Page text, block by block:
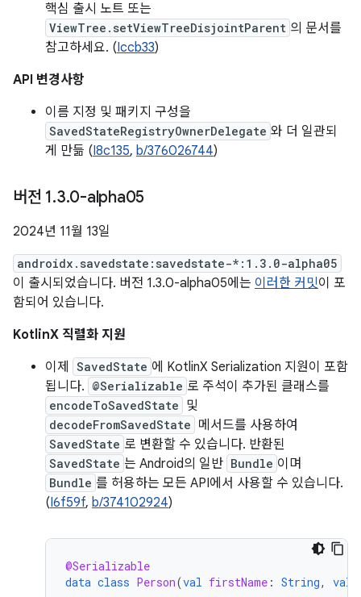
핵심 출시 노트 또는
ViewTree.setViewTreeDisjointParent 의 문서를
참고하세요. (Iccb33)
API 변경사항
이름 지정 및 패키지 구성을
SavedStateRegistryOwnerDelegate 와 더 일관되
게 만듦 (I8c135, b/376026744)
버전 1.3.0-alpha05
2024년 11월 13일
androidx.savedstate:savedstate-*:1.3.0-alpha05
이 출시되었습니다. 버전 1.3.0-alpha05에는 이러한 커밋이 포
함되어 있습니다.
KotlinX 직렬화 지원
이제
SavedState 에 KotlinX Serialization 지원이 포함
됩니다. @Serializable 로 주석이 추가된 클래스를
encodeToSavedState 및
decodeFromSavedState 메서드를 사용하여
SavedState 로 변환할 수 있습니다. 반환된
SavedState 는 Android의 일반 Bundle 이며
Bundle 를 허용하는 모든 API에서 사용할 수 있습니다.
(I6f59f, b/374102924)
@Serializable
data class Person(val firstName : String, val